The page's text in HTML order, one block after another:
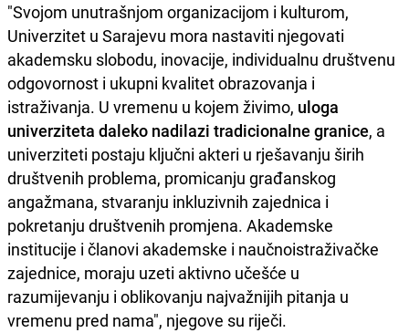
"Svojom unutrašnjom organizacijom i kulturom,
Univerzitet u Sarajevu mora nastaviti njegovati
akademsku slobodu, inovacije, individualnu društvenu
odgovornost i ukupni kvalitet obrazovanja i
istraživanja. U vremenu u kojem živimo, uloga
univerziteta daleko nadilazi tradicionalne granice, a
univerziteti postaju ključni akteri u rješavanju širih
društvenih problema, promicanju građanskog
angažmana, stvaranju inkluzivnih zajednica i
pokretanju društvenih promjena. Akademske
institucije i članovi akademske i naučnoistraživačke
zajednice, moraju uzeti aktivno učešće u
razumijevanju i oblikovanju najvažnijih pitanja u
vremenu pred nama", njegove su riječi.